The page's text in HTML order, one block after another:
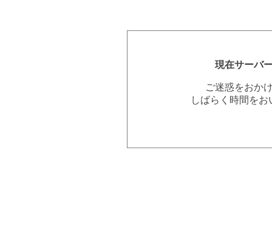
現在サーバ
ご迷惑をおか
しばらく時間を